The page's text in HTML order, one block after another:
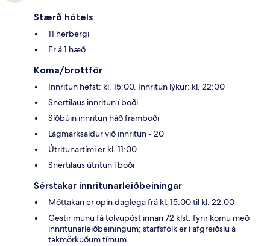
Stærð hótels
11 herbergi
Er á 1 hæð
Koma/brottför
Innritun hefst: kl. 15:00. Innritun lýkur: kl. 22:00
Snertilaus innritun í boði
Síðbúin innritun háð framboði
Lágmarksaldur við innritun - 20
Útritunartími er kl. 11:00
Snertilaus útritun í boði
Sérstakar innritunarleiðbeiningar
Móttakan er opin daglega frá kl. 15:00 til kl. 22:00
Gestir munu fá tölvupóst innan 72 klst. fyrir komu með
innritunarleiðbeiningum; starfsfólk er í afgreiðslu á
takmörkuðum tímum